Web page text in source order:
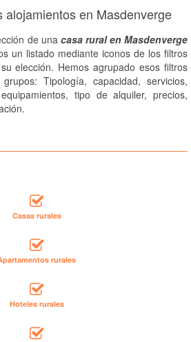
alojamientos en Masdenverge
de unacasa rural en Masdenverge
un listado mediante iconos de los filtros
elección. Hemos agrupado esos filtros
Tipología, capacidad, servicios,
tipo de alquiler, precios,
Casas rurales
rurales
Hoteles rurales